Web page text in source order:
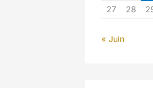
27 28
« Juin